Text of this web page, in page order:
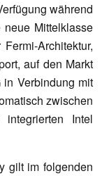
während
neue Mittelklasse
Architektur,
auf den Markt
Verbindung mit
zwischen
Intel
gilt im folgenden